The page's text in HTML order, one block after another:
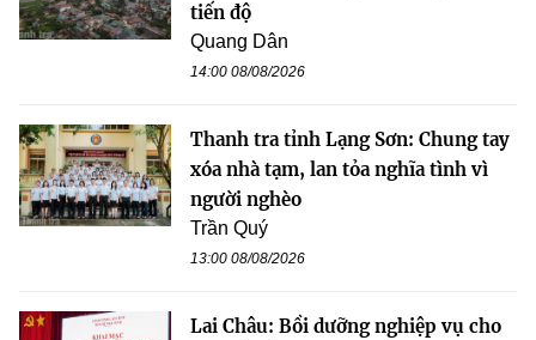
tiến độ
Quang Dân
14:00 08/08/2026
Thanh tra tỉnh Lạng Sơn: Chung tay
xóa nhà tạm, lan tỏa nghĩa tình vì
người nghèo
Trần Quý
13:00 08/08/2026
Lai Châu: Bồi dưỡng nghiệp vụ cho